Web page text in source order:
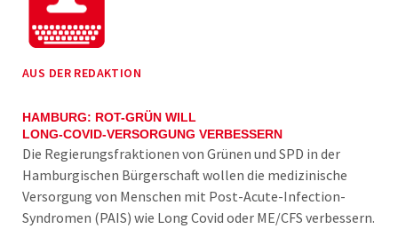
AUS DER REDAKTION
HAMBURG: ROT-GRÜN WILL
LONG-COVID-VERSORGUNG VERBESSERN
Die Regierungsfraktionen von Grünen und SPD in der
Hamburgischen Bürgerschaft wollen die medizinische
Versorgung von Menschen mit Post-Acute-Infection-
Syndromen (PAIS) wie Long Covid oder ME/CFS verbessern.